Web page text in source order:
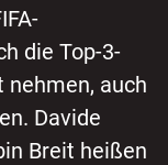
die Top-3-
auch
Davide
Breit heißen